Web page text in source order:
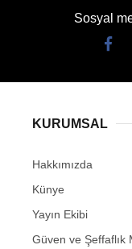
Sosyal
KURUMSAL
Hakkımızda
Künye
Yayın Ekibi
Güven ve Şeffaflık